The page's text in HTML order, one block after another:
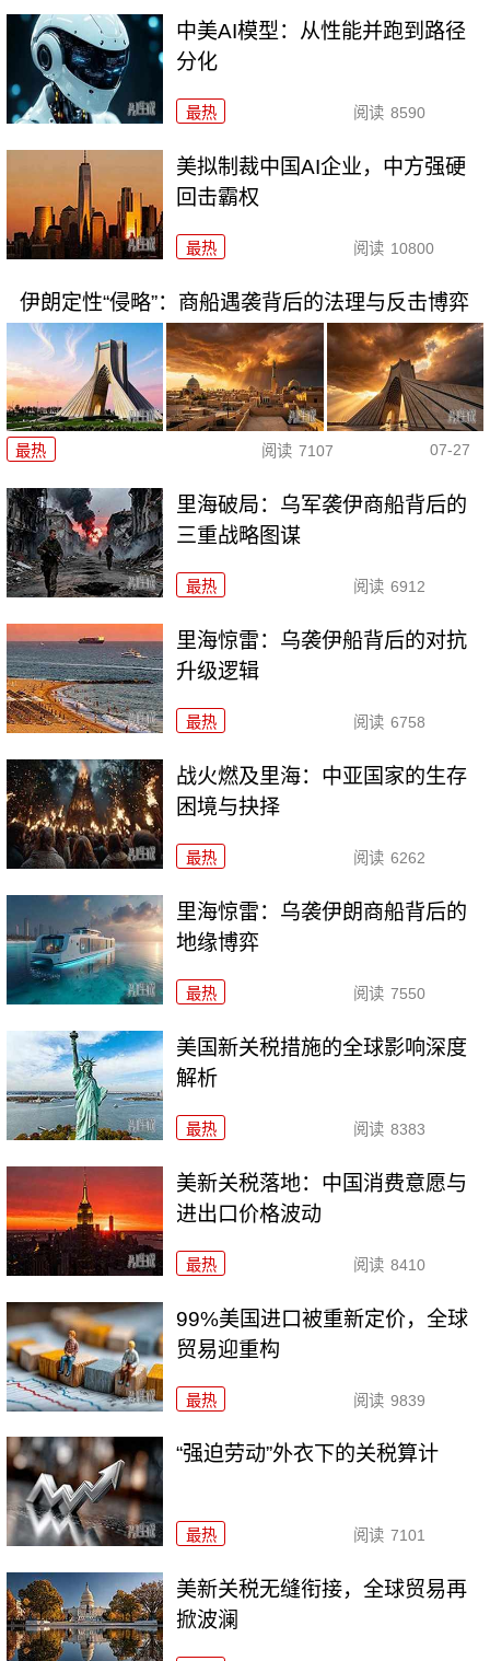
中美AI模型：从性能并跑到路径
分化
最热 阅读 8590
美拟制裁中国AI企业，中方强硬
回击霸权
最热 阅读 10800
伊朗定性“侵略”：商船遇袭背后的法理与反击博弈
最热 阅读 7107 07-27
里海破局：乌军袭伊商船背后的
三重战略图谋
最热 阅读 6912
里海惊雷：乌袭伊船背后的对抗
升级逻辑
最热 阅读 6758
战火燃及里海：中亚国家的生存
困境与抉择
最热 阅读 6262
里海惊雷：乌袭伊朗商船背后的
地缘博弈
最热 阅读 7550
美国新关税措施的全球影响深度
解析
最热 阅读 8383
美新关税落地：中国消费意愿与
进出口价格波动
最热 阅读 8410
99%美国进口被重新定价，全球
贸易迎重构
最热 阅读 9839
“强迫劳动”外衣下的关税算计
最热 阅读 7101
美新关税无缝衔接，全球贸易再
掀波澜